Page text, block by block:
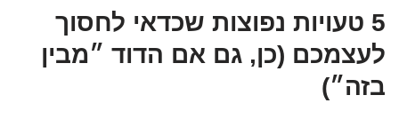
5 טעויות נפוצות שכדאי לחסוך
לעצמכם (כן, גם אם הדוד ״מבין
בזה״)